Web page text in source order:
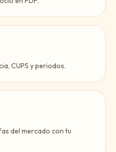
CUPS y periodos.
del mercado con tu